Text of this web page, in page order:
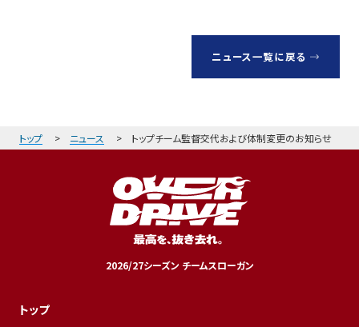
ニュース一覧に戻る
トップ ニュース トップチーム監督交代および体制変更のお知らせ
2026/27シーズン チームスローガン
トップ